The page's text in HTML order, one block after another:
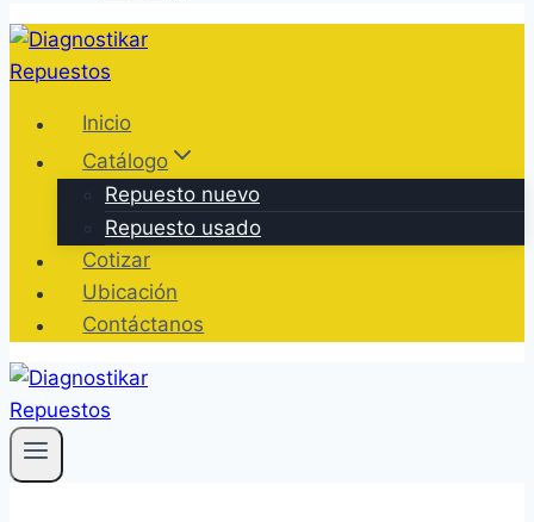
Inicio
Catálogo
Repuesto nuevo
Repuesto usado
Cotizar
Ubicación
Contáctanos